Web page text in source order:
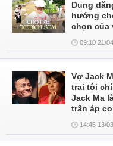
Dung
hướng
chọn của
09:10 21/
Vợ Jack
trai tôi
Jack Ma
trấn áp
14:45 13/